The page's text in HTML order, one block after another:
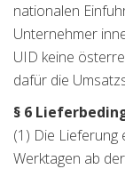
nationalen
Unternehmer
UID keine
dafür die
§ 6
(1) Die Lieferung
Werktagen ab